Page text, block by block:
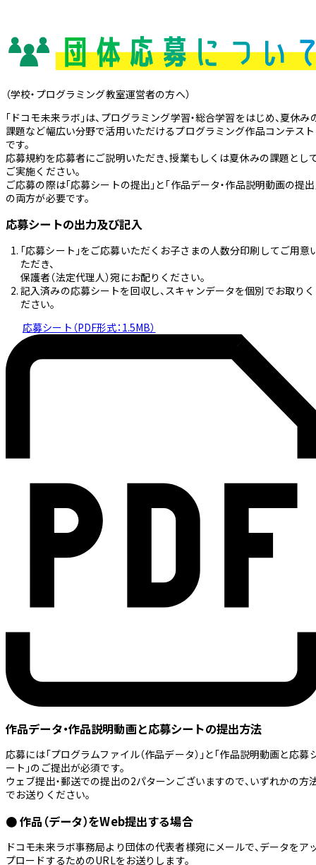
（学校・プログラミング教室運営者の方へ）
「ドコモ未来ラボ」は、プログラミング学習・総合学習をはじめ、夏休み
課題など幅広い分野で活用いただけるプログラミング作品コンテスト
です。
応募規約を応募者にご説明いただき、授業もしくは夏休みの課題とし
ご実施ください。
ご応募の際は「応募シートの提出」 と 「作品データ・作品説明動画の提出
の両方が必要です。
応募シートの出力及び記入
「応募シート」をご応募いただくお子さまの人数分印刷してご用意
ただき、
保護者（法定代理人）宛にお配りください。
記入済みの応募シートを回収し、スキャンデータを個別でお取りく
ださい。
応募シート（PDF形式：1.5MB）
作品データ・作品説明動画と応募シートの提出方法
応募には「プログラムファイル（作品データ）」 と 「作品説明動画と応募
ート」のご提出が必須です。
ウェブ提出・郵送での提出の2パターンございますので、いずれかの方
でお送りください。
● 作品（データ）をWeb提出する場合
ドコモ未来ラボ事務局より団体の代表者様宛にメールで、データをア
プロードするためのURLをお送りします。